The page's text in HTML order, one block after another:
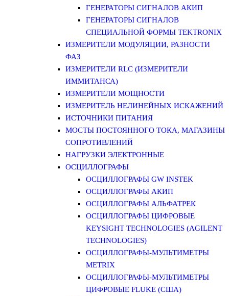
ГЕНЕРАТОРЫ СИГНАЛОВ АКИП
ГЕНЕРАТОРЫ СИГНАЛОВ
СПЕЦИАЛЬНОЙ ФОРМЫ TEKTRONIX
ИЗМЕРИТЕЛИ МОДУЛЯЦИИ, РАЗНОСТИ
ФАЗ
ИЗМЕРИТЕЛИ RLC (ИЗМЕРИТЕЛИ
ИММИТАНСА)
ИЗМЕРИТЕЛИ МОЩНОСТИ
ИЗМЕРИТЕЛЬ НЕЛИНЕЙНЫХ ИСКАЖЕНИЙ
ИСТОЧНИКИ ПИТАНИЯ
МОСТЫ ПОСТОЯННОГО ТОКА, МАГАЗИНЫ
СОПРОТИВЛЕНИЙ
НАГРУЗКИ ЭЛЕКТРОННЫЕ
ОСЦИЛЛОГРАФЫ
ОСЦИЛЛОГРАФЫ GW INSTEK
ОСЦИЛЛОГРАФЫ АКИП
ОСЦИЛЛОГРАФЫ АЛЬФАТРЕК
ОСЦИЛЛОГРАФЫ ЦИФРОВЫЕ
KEYSIGHT TECHNOLOGIES (AGILENT
TECHNOLOGIES)
ОСЦИЛЛОГРАФЫ-МУЛЬТИМЕТРЫ
METRIX
ОСЦИЛЛОГРАФЫ-МУЛЬТИМЕТРЫ
ЦИФРОВЫЕ FLUKE (США)